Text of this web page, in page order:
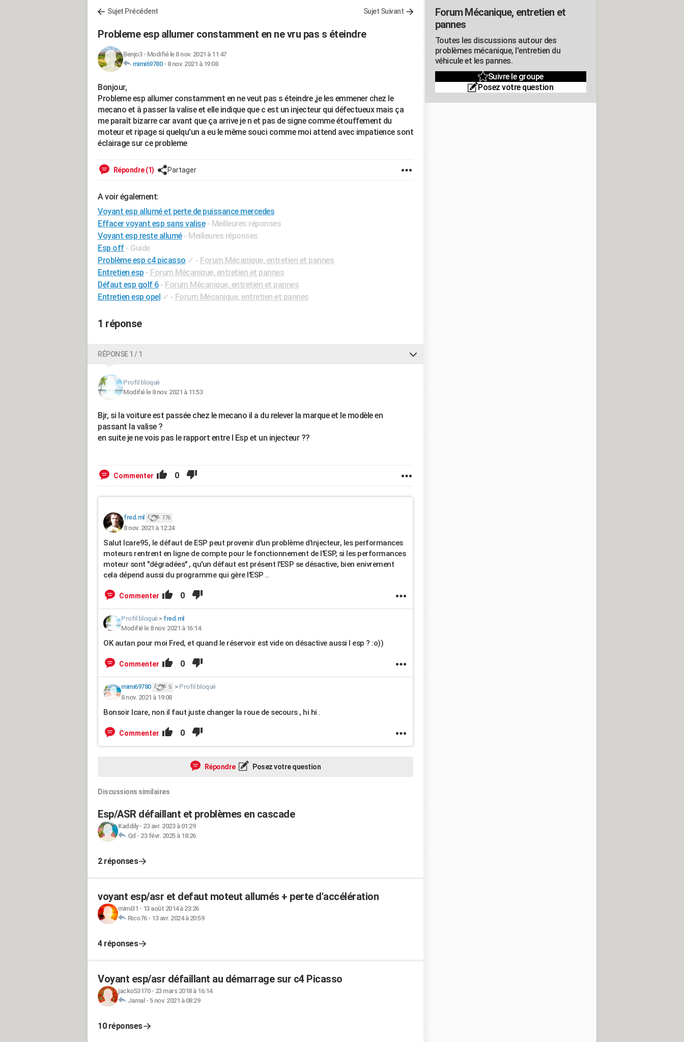
Sujet Précédent Sujet Suivant
Probleme esp allumer constamment en ne vru pas s éteindre
Benjo3- Modifié le 8 nov. 2021 à 11:47
mimi69780- 8 nov. 2021 à 19:08
Bonjour,
Probleme esp allumer constamment en ne veut pas s éteindre ,je les emmener chez le
mecano et à passer la valise et elle indique que c est un injecteur qui défectueux mais ça
me paraît bizarre car avant que ça arrive je n et pas de signe comme étouffement du
moteur et ripage si quelqu'un a eu le même souci comme moi attend avec impatience sont
éclairage sur ce probleme
Répondre (1) Partager
A voir également:
Voyant esp allumé et perte de puissance mercedes
Effacer voyant esp sans valise - Meilleures réponses
Voyant esp reste allumé - Meilleures réponses
Esp off - Guide
Problème esp c4 picasso ✓ - Forum Mécanique, entretien et pannes
Entretien esp - Forum Mécanique, entretien et pannes
Défaut esp golf 6 - Forum Mécanique, entretien et pannes
Entretien esp opel ✓ - Forum Mécanique, entretien et pannes
1 réponse
RÉPONSE 1 / 1
Profil bloqué
Modifié le 8 nov. 2021 à 11:53
Bjr, si la voiture est passée chez le mecano il a du relever la marque et le modèle en
passant la valise ?
en suite je ne vois pas le rapport entre l Esp et un injecteur ??
Commenter 0
fred.ml 776
8 nov. 2021 à 12:24
Salut Icare95, le défaut de ESP peut provenir d'un problème d'injecteur, les performances
moteurs rentrent en ligne de compte pour le fonctionnement de l'ESP, si les performances
moteur sont "dégradées" , qu'un défaut est présent l'ESP se désactive, bien enivrement
cela dépend aussi du programme qui gère l'ESP ..
Commenter 0
Profil bloqué> fred.ml
Modifié le 8 nov. 2021 à 16:14
OK autan pour moi Fred, et quand le réservoir est vide on désactive aussi l esp ? :o))
Commenter 0
mimi69780 5 > Profil bloqué
8 nov. 2021 à 19:08
Bonsoir Icare, non il faut juste changer la roue de secours , hi hi .
Commenter 0
Répondre Posez votre question
Discussions similaires
Esp/ASR défaillant et problèmes en cascade
Kaddily- 23 avr. 2023 à 01:29
Qd - 23 févr. 2025 à 18:26
2 réponses
voyant esp/asr et defaut moteut allumés + perte d'accélération
mimi31 - 13 août 2014 à 23:26
Rico76- 13 avr. 2024 à 20:59
4 réponses
Voyant esp/asr défaillant au démarrage sur c4 Picasso
jacko53170- 23 mars 2018 à 16:14
Jamal- 5 nov. 2021 à 08:29
10 réponses
Forum Mécanique, entretien et
pannes
Toutes les discussions autour des
problèmes mécanique, l'entretien du
véhicule et les pannes.
Suivre le groupe
Posez votre question